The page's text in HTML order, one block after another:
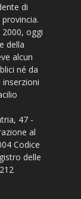
di
oggi
della
alcun
né da
47 -
al
Codice
delle